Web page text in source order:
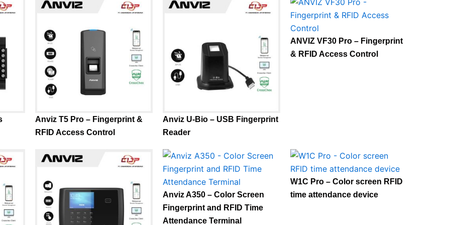
Anviz T5 Pro – Fingerprint &
RFID Access Control
Anviz U-Bio – USB Fingerprint
Reader
ANVIZ VF30 Pro – Fingerprint
& RFID Access Control
Anviz A350 – Color Screen
Fingerprint and RFID Time
Attendance Terminal
W1C Pro – Color screen RFID
time attendance device